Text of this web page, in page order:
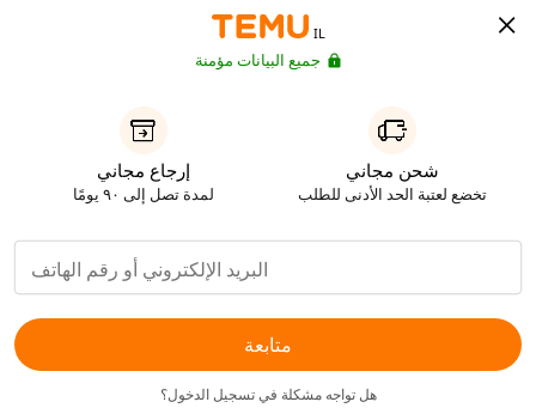
IL
جميع البيانات مؤمنة
شحن مجاني
تخضع لعتبة الحد الأدنى للطلب
إرجاع مجاني
لمدة تصل إلى ٩٠ يومًا
متابعة
هل تواجه مشكلة في تسجيل الدخول؟